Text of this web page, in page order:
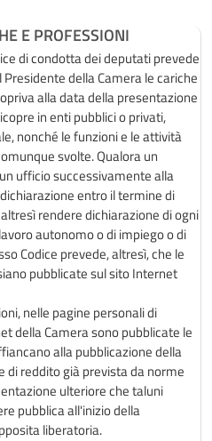
E PROFESSIONI
di condotta dei deputati prevede
della Camera le cariche
alla data della presentazione
in enti pubblici o privati,
nonché le funzioni e le attività
svolte. Qualora un
ufficio successivamente alla
entro il termine di
rendere dichiarazione di ogni
autonomo o di impiego o di
Codice prevede, altresì, che le
pubblicate sul sito Internet
nelle pagine personali di
della Camera sono pubblicate le
alla pubblicazione della
reddito già prevista da norme
ulteriore che taluni
pubblica all'inizio della
liberatoria.